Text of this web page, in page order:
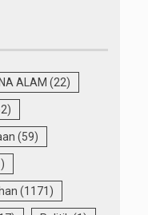
ALAM (22)
(59)
(1171)